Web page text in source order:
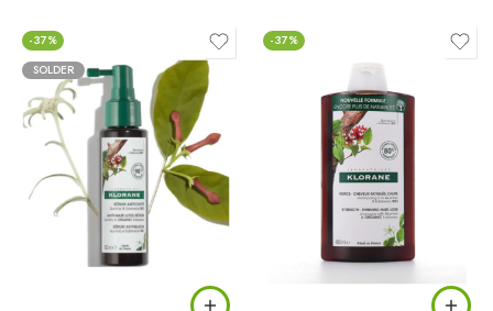
-37%
SOLDER
-37%